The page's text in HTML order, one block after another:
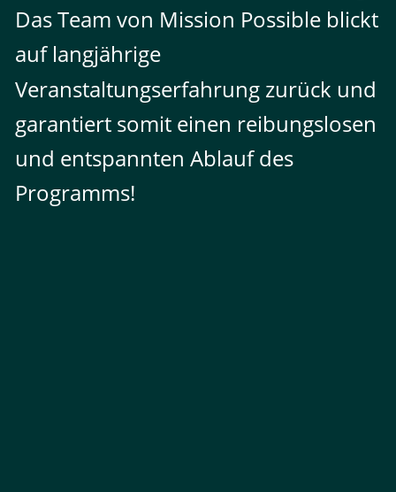
Das Team von Mission Possible blickt
auf langjährige
Veranstaltungserfahrung zurück und
garantiert somit einen reibungslosen
und entspannten Ablauf des
Programms!